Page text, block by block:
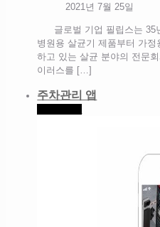
2021년 7월 25일
글로벌 기업 필립스는 35
병원용 살균기 제품부터 가
하고 있는 살균 분야의 전문
이러스를 […]
주차관리 앱